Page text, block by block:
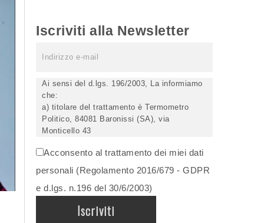
Iscriviti alla Newsletter
Ai sensi del d.lgs. 196/2003, La informiamo
che:
a) titolare del trattamento è Termometro
Politico, 84081 Baronissi (SA), via
Monticello 43
elettronicamente) soltanto dagli incaricati
autorizzati, esclusivamente per dare corso
all'invio della newsletter e per l'invio (anche
via email) di informazioni relative alle
c) la comunicazione dei dati è facoltativa,
Acconsento al trattamento dei miei dati
personali (Regolamento 2016/679 - GDPR
e d.lgs. n.196 del 30/6/2003)